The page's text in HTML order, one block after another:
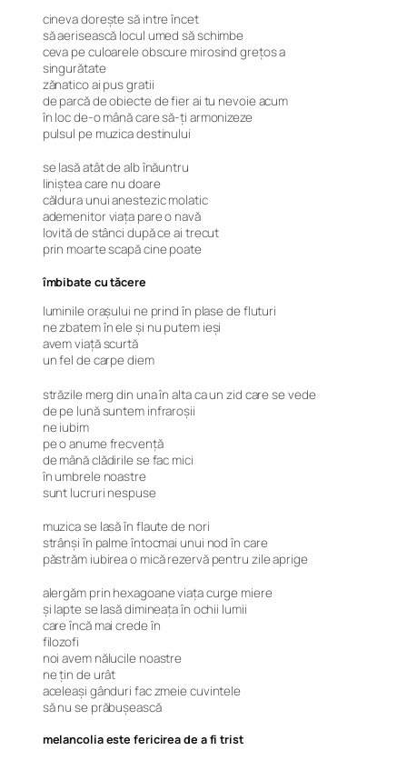
cineva doreşte să intre încet
să aerisească locul umed să schimbe
ceva pe culoarele obscure mirosind greţos a
singurătate
zănatico ai pus gratii
de parcă de obiecte de fier ai tu nevoie acum
în loc de-o mână care să-ţi armonizeze
pulsul pe muzica destinului
se lasă atât de alb înăuntru
liniştea care nu doare
căldura unui anestezic molatic
ademenitor viaţa pare o navă
lovită de stânci după ce ai trecut
prin moarte scapă cine poate
îmbibate cu tăcere
luminile oraşului ne prind în plase de fluturi
ne zbatem în ele şi nu putem ieşi
avem viaţă scurtă
un fel de carpe diem
străzile merg din una în alta ca un zid care se vede
de pe lună suntem infraroşii
ne iubim
pe o anume frecvenţă
de mână clădirile se fac mici
în umbrele noastre
sunt lucruri nespuse
muzica se lasă în flaute de nori
strânşi în palme întocmai unui nod în care
păstrăm iubirea o mică rezervă pentru zile aprige
alergăm prin hexagoane viaţa curge miere
şi lapte se lasă dimineaţa în ochii lumii
care încă mai crede în
filozofi
noi avem nălucile noastre
ne ţin de urât
aceleaşi gânduri fac zmeie cuvintele
să nu se prăbuşească
melancolia este fericirea de a fi trist